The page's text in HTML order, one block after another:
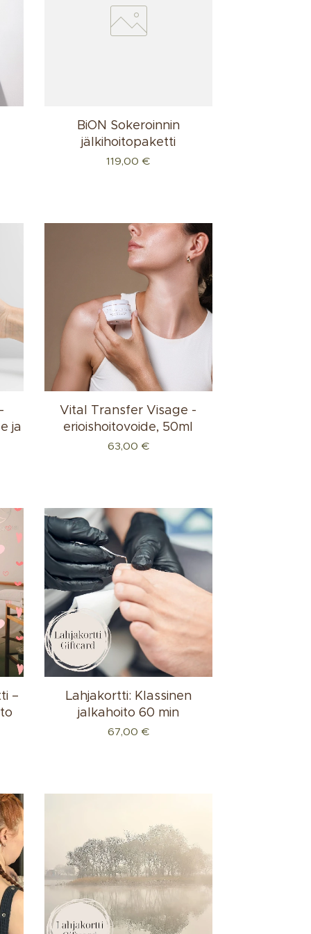
BiON Sokeroinnin
jälkihoitopaketti
119,00 €
ja
Vital Transfer Visage -
erioishoitovoide, 50ml
63,00 €
–
Lahjakortti: Klassinen
jalkahoito 60 min
67,00 €